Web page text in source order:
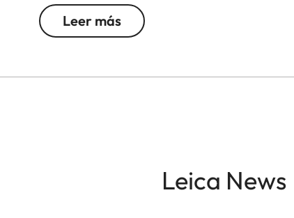
atmosféricos únicos en la fotografía de
reduce los reflejos y garantiza una alta
Leer más
Leica News